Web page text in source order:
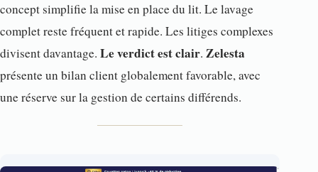
concept simplifie la mise en place du lit. Le lavage
complet reste fréquent et rapide. Les litiges complexes
divisent davantage. Le verdict est clair. Zelesta
présente un bilan client globalement favorable, avec
une réserve sur la gestion de certains différends.